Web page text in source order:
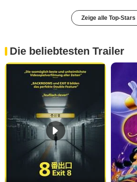
Zeige alle Top-Stars
Die beliebtesten Trailer